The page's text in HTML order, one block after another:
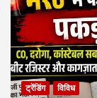
ट्रेंडिंग विविध